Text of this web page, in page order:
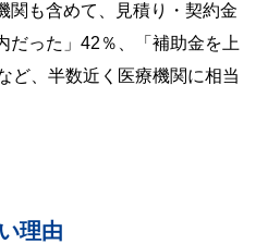
関も含めて、見積り・契約金
った」42％、「補助金を上
ど、半数近く医療機関に相当
理由